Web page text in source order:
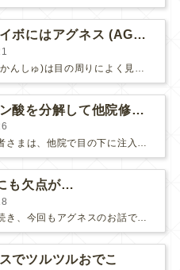
目周りのイボにはアグネス (AGNES）が効く！（ほぼ）ノーダウンタイムのイボ治療
ヒアルロン酸を分解して他院修正（目の下のチンダル現象とその補正）
こちらの患者さまは、他院で目の下に注入したヒアルロン酸がチンダル現象を起こしていたため、 ヒアルロン酸を分解する薬（ヒアルロニダーゼ）で分解してから 改めてヒアルロン酸を入れ直しました。 ...
も欠点が…
前回に引き続き、今回もアグネスのお話です。 AGNESはとっても良い治療である一方、 欠点もいくつかありますので、そちらもお話ししておきますね。 AGNESの欠点 1. ダウンタイム A...
でツルツルおでこ